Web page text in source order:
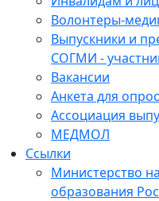
Волонтеры-
Выпускники и
СОГМИ -
Вакансии
Анкета для
Ассоциация
МЕДМОЛ
Ссылки
Министерство
образования